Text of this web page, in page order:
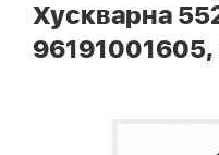
Хускварна